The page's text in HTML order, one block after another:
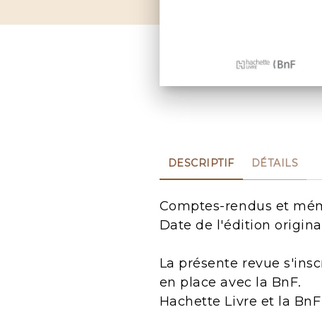
DESCRIPTIF DÉTAILS
Comptes-rendus et
Date de l'édition
La présente revue
en place avec la BnF.
Hachette Livre et la